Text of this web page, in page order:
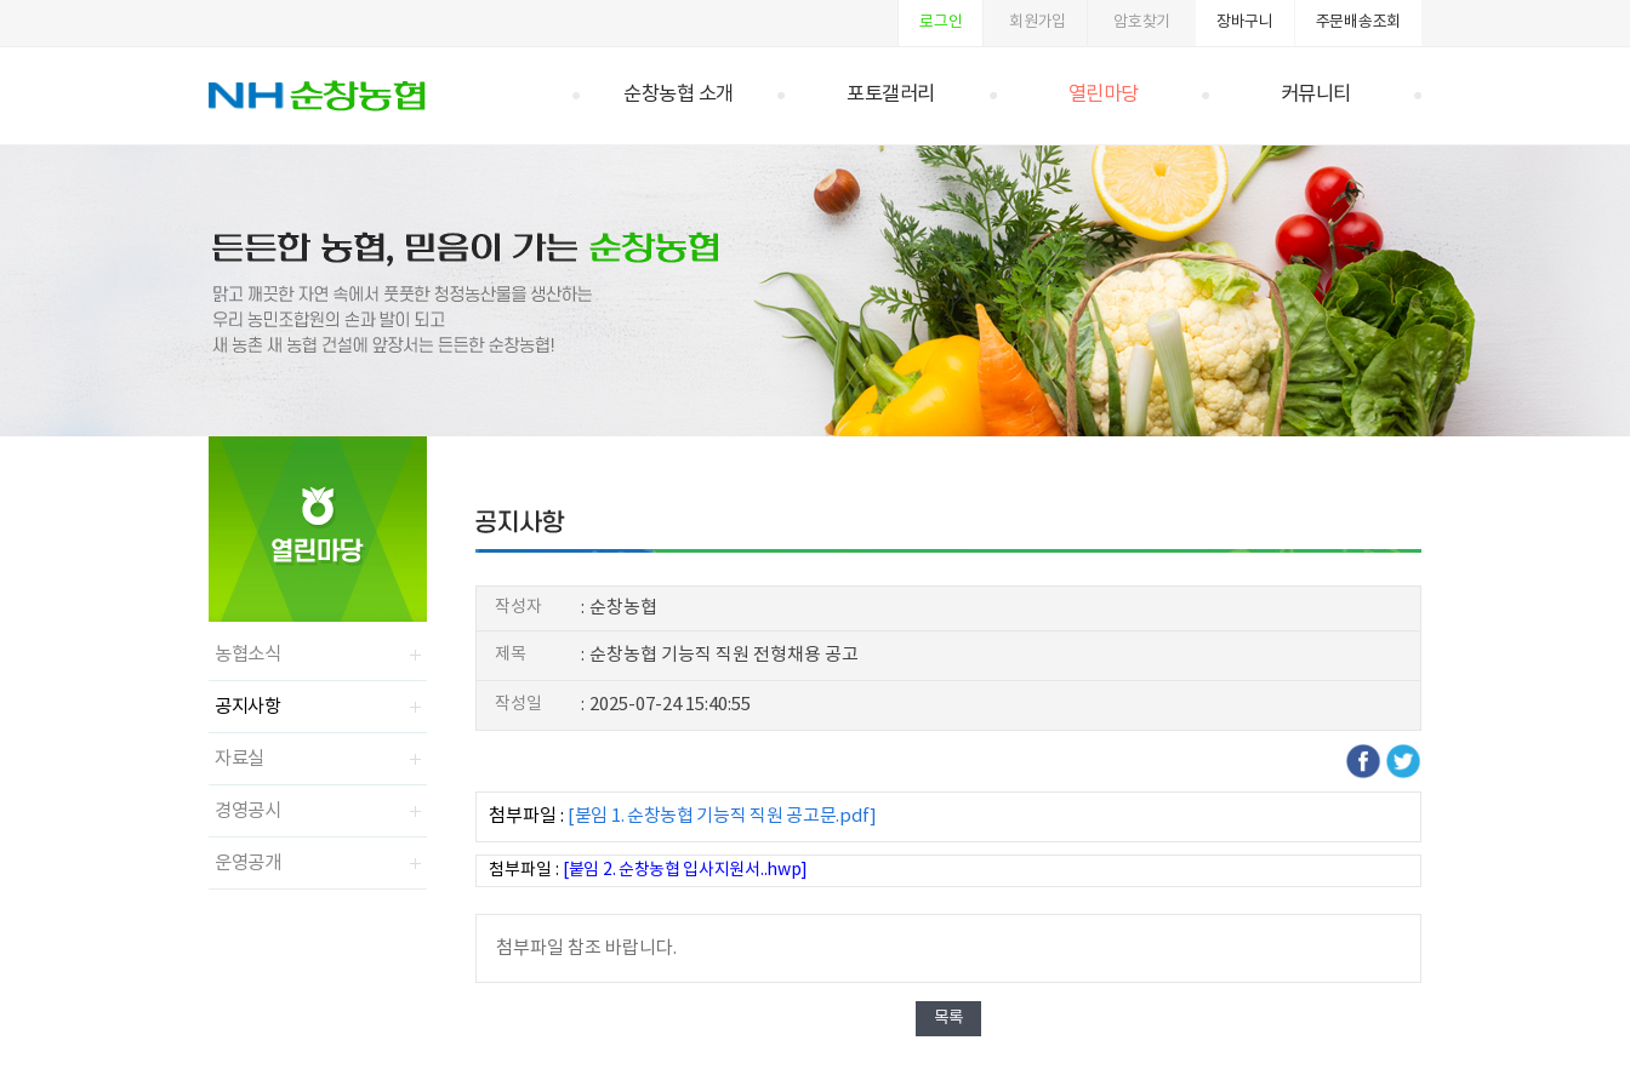
로그인 회원가입 암호찾기 장바구니 주문배송조회
순창농협 소개 포토갤러리 열린마당 커뮤니티
농협소식
공지사항
자료실
경영공시
운영공개
작성자 : 순창농협
제목 : 순창농협 기능직 직원 전형채용 공고
작성일 : 2025-07-24 15:40:55
첨부파일 : [붇임 1. 순창농협 기능직 직원 공고문.pdf]
첨부파일 : [붙임 2. 순창농협 입사지원서..hwp]
첨부파일 참조 바랍니다.
목록